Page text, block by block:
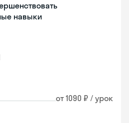
навыки
от 1090 ₽ / урок